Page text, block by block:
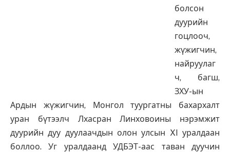
болсон
дуурийн
гоцлооч,
жүжигчин,
найруулаг
ч, багш,
ЗХУ-ын
Ардын жүжигчин, Монгол туургатны бахархалт
уран бүтээлч Лхасран Линховоины нэрэмжит
дуурийн дуу дуулаачдын олон улсын XI уралдаан
боллоо. Уг уралдаанд УДБЭТ-аас таван дуучин